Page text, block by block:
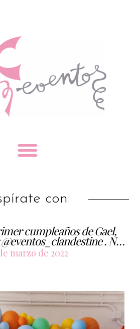
con:
cumpleaños de Gael,
. N…
marzo de 2022